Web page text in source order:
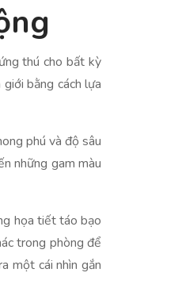
thú cho bất kỳ
bằng cách lựa
phú và độ sâu
những gam màu
họa tiết táo bạo
trong phòng để
một cái nhìn gắn